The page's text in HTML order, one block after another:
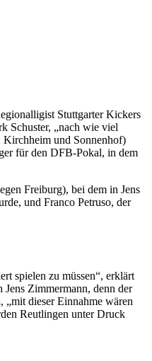
Stuttgarter Kickers
Schuster, „nach wie viel
Kirchheim und Sonnenhof)
für den DFB-Pokal, in dem
Freiburg), bei dem in Jens
und Franco Petruso, der
spielen zu müssen“, erklärt
Zimmermann, denn der
dieser Einnahme wären
Reutlingen unter Druck